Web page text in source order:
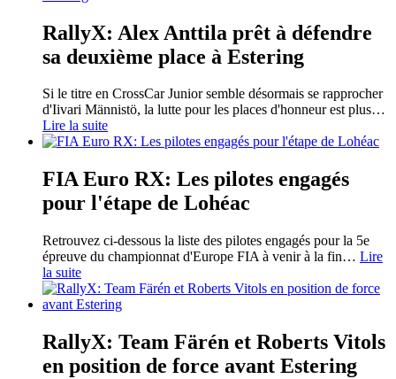
RallyX: Alex Anttila prêt à défendre
sa deuxième place à Estering
Si le titre en CrossCar Junior semble désormais se rapprocher
d'Iivari Männistö, la lutte pour les places d'honneur est plus…
Lire la suite
FIA Euro RX: Les pilotes engagés
pour l'étape de Lohéac
Retrouvez ci-dessous la liste des pilotes engagés pour la 5e
épreuve du championnat d'Europe FIA à venir à la fin… Lire
la suite
RallyX: Team Färén et Roberts Vitols
en position de force avant Estering